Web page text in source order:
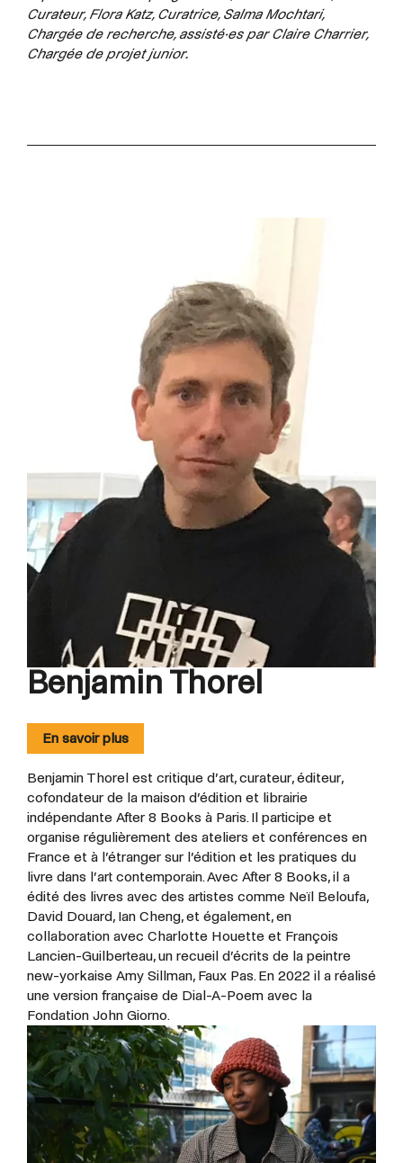
Curateur, Flora Katz, Curatrice, Salma Mochtari,
Chargée de recherche, assisté·es par Claire Charrier,
Chargée de projet junior.
Benjamin Thorel
En savoir plus
Benjamin Thorel est critique d’art, curateur, éditeur,
cofondateur de la maison d’édition et librairie
indépendante After 8 Books à Paris. Il participe et
organise régulièrement des ateliers et conférences en
France et à l’étranger sur l’édition et les pratiques du
livre dans l’art contemporain. Avec After 8 Books, il a
édité des livres avec des artistes comme Neïl Beloufa,
David Douard, Ian Cheng, et également, en
collaboration avec Charlotte Houette et François
Lancien-Guilberteau, un recueil d’écrits de la peintre
new-yorkaise Amy Sillman, Faux Pas. En 2022 il a réalisé
une version française de Dial-A-Poem avec la
Fondation John Giorno.